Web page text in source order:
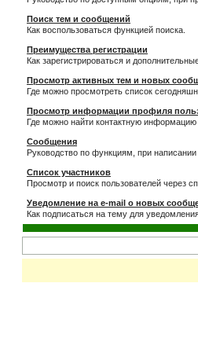
Поиск тем и сообщений
Как воспользоваться функцией поиска.
Преимущества регистрации
Как зарегистрироваться и
Просмотр активных тем и новых
Где можно просмотреть список
Просмотр информации профиля
Где можно найти контактную информацию
Сообщения
Руководство по функциям, при
Список участников
Просмотр и поиск пользователей через
Уведомление на e-mail о новых
Как подписаться на тему для